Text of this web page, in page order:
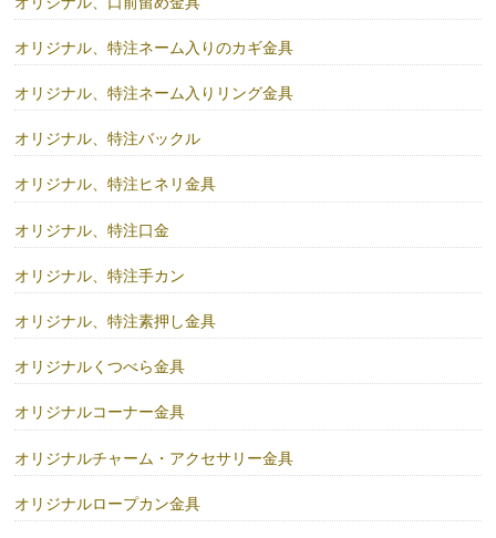
オリジナル、特注ネーム入りのカギ金具
オリジナル、特注ネーム入りリング金具
オリジナル、特注バックル
オリジナル、特注ヒネリ金具
オリジナル、特注口金
オリジナル、特注手カン
オリジナル、特注素押し金具
オリジナルくつべら金具
オリジナルコーナー金具
オリジナルチャーム・アクセサリー金具
オリジナルロープカン金具